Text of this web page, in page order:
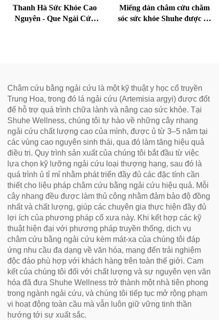
Thanh Hà Sức Khỏe Cao
Nguyên - Que Ngải Cứu
Miếng dán châm cứu chăm
sóc sức khỏe Shuhe được sử
Châm cứu bằng ngải cứu là một kỹ thuật y học cổ truyền
Trung Hoa, trong đó lá ngải cứu (Artemisia argyi) được đốt
để hỗ trợ quá trình chữa lành và nâng cao sức khỏe. Tại
Shuhe Wellness, chúng tôi tự hào về những cây nhang
ngải cứu chất lượng cao của mình, được ủ từ 3–5 năm tại
các vùng cao nguyên sinh thái, qua đó làm tăng hiệu quả
điều trị. Quy trình sản xuất của chúng tôi bắt đầu từ việc
lựa chọn kỹ lưỡng ngải cứu loại thượng hạng, sau đó là
quá trình ủ tỉ mỉ nhằm phát triển đầy đủ các đặc tính cần
thiết cho liệu pháp châm cứu bằng ngải cứu hiệu quả. Mỗi
cây nhang đều được làm thủ công nhằm đảm bảo độ đồng
nhất và chất lượng, giúp các chuyên gia thực hiện đầy đủ
lợi ích của phương pháp cổ xưa này. Khi kết hợp các kỹ
thuật hiện đại với phương pháp truyền thống, dịch vụ
châm cứu bằng ngải cứu kèm mát-xa của chúng tôi đáp
ứng nhu cầu đa dạng về văn hóa, mang đến trải nghiệm
độc đáo phù hợp với khách hàng trên toàn thế giới. Cam
kết của chúng tôi đối với chất lượng và sự nguyên vẹn văn
hóa đã đưa Shuhe Wellness trở thành một nhà tiên phong
trong ngành ngải cứu, và chúng tôi tiếp tục mở rộng phạm
vi hoạt động toàn cầu mà vẫn luôn giữ vững tinh thần
hướng tới sự xuất sắc.